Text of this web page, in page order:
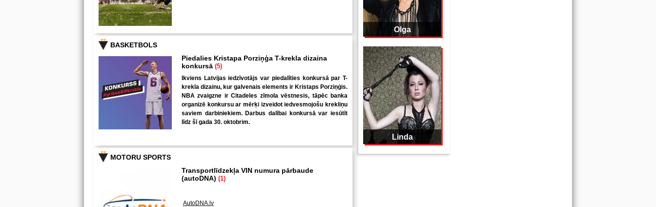
Olga
Linda
BASKETBOLS
Piedalies Kristapa Porziņģa T-krekla dizaina
konkursā (5)
Ikviens Latvijas iedzīvotājs var piedalīties konkursā par T-
krekla dizainu, kur galvenais elements ir Kristaps Porziņģis.
NBA zvaigzne ir Citadeles zīmola vēstnesis, tāpēc banka
organizē konkursu ar mērķi izveidot iedvesmojošu krekliņu
saviem darbiniekiem. Darbus dalībai konkursā var iesūtīt
līdz šī gada 30. oktobrim.
MOTORU SPORTS
Transportlīdzekļa VIN numura pārbaude
(autoDNA) (1)
AutoDNA.lv